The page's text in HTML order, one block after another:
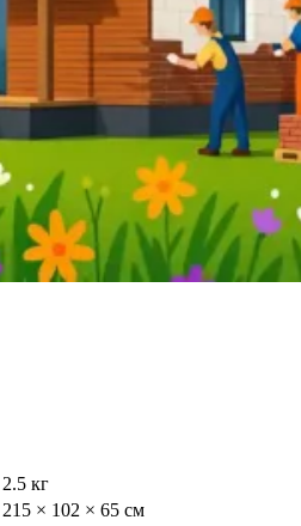
2.5 кг
215 × 102 × 65 см